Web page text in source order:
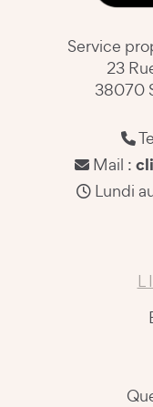
Service
23
38070
Mail :
Lundi